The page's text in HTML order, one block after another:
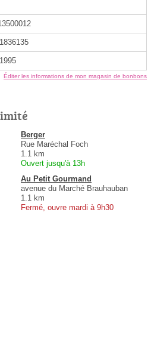
Éditer les informations de mon magasin de bonbons
Berger
Rue Maréchal Foch
1.1 km
Ouvert jusqu'à 13h
Au Petit Gourmand
avenue du Marché Brauhauban
1.1 km
Fermé, ouvre mardi à 9h30